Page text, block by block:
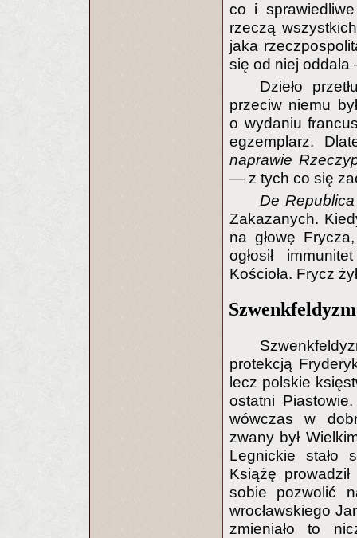
co i
rzeczą
jaka
się od niej
Dzieło
przeciw niemu
o wydaniu
egzemplarz.
naprawie
— z tych co się
De
Zakazanych.
na głowę
ogłosił
Kościoła. Frycz
Szwenkfeldyzm
protekcją
lecz polskie
ostatni
wówczas w
zwany był
Legnickie stało
Książę
sobie pozwolić
wrocławskiego
zmieniało to